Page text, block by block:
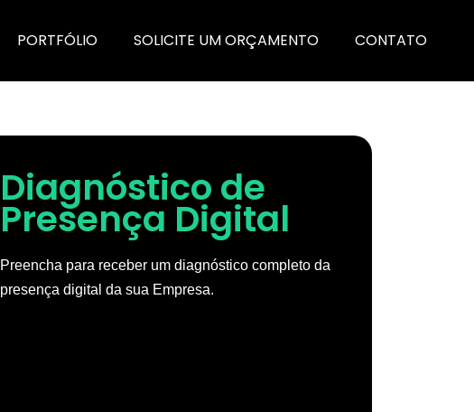
PORTFÓLIO SOLICITE UM ORÇAMENTO CONTATO
Diagnóstico de
Presença Digital
Preencha para receber um diagnóstico completo da
presença digital da sua Empresa.